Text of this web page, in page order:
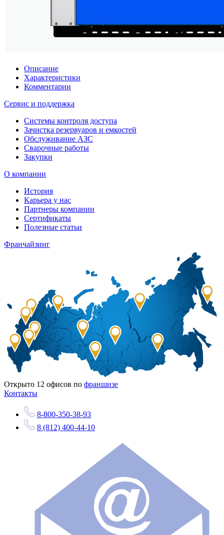
Описание
Характеристики
Комментарии
Сервис и поддержка
Системы контроля доступа
Зачистка резервуаров и емкостей
Обслуживание АЗС
Сварочные работы
Закупки
О компании
История
Карьера у нас
Партнеры компании
Сертификаты
Полезные статьи
Франчайзинг
Открыто 12 офисов по франшизе
Контакты
8-800-350-38-93
8 (812) 400-44-10